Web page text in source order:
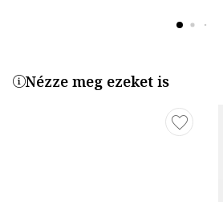
Nézze meg ezeket is